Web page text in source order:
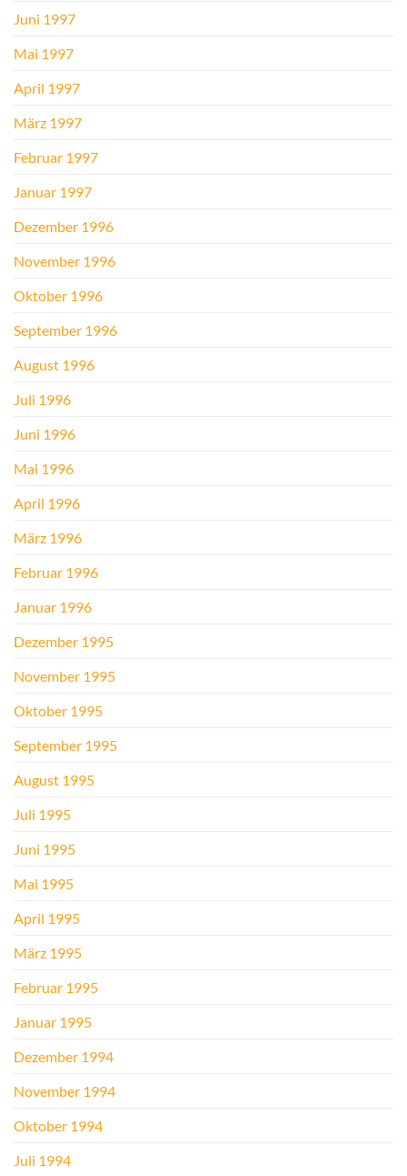
Juni 1997
Mai 1997
April 1997
März 1997
Februar 1997
Januar 1997
Dezember 1996
November 1996
Oktober 1996
September 1996
August 1996
Juli 1996
Juni 1996
Mai 1996
April 1996
März 1996
Februar 1996
Januar 1996
Dezember 1995
November 1995
Oktober 1995
September 1995
August 1995
Juli 1995
Juni 1995
Mai 1995
April 1995
März 1995
Februar 1995
Januar 1995
Dezember 1994
November 1994
Oktober 1994
Juli 1994